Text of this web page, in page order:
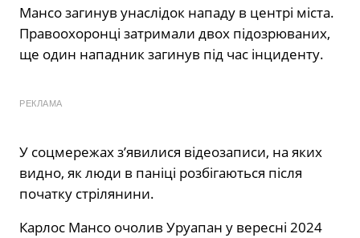
Мансо загинув унаслідок нападу в центрі міста.
Правоохоронці затримали двох підозрюваних,
ще один нападник загинув під час інциденту.
РЕКЛАМА
У соцмережах з’явилися відеозаписи, на яких
видно, як люди в паніці розбігаються після
початку стрілянини.
Карлос Мансо очолив Уруапан у вересні 2024